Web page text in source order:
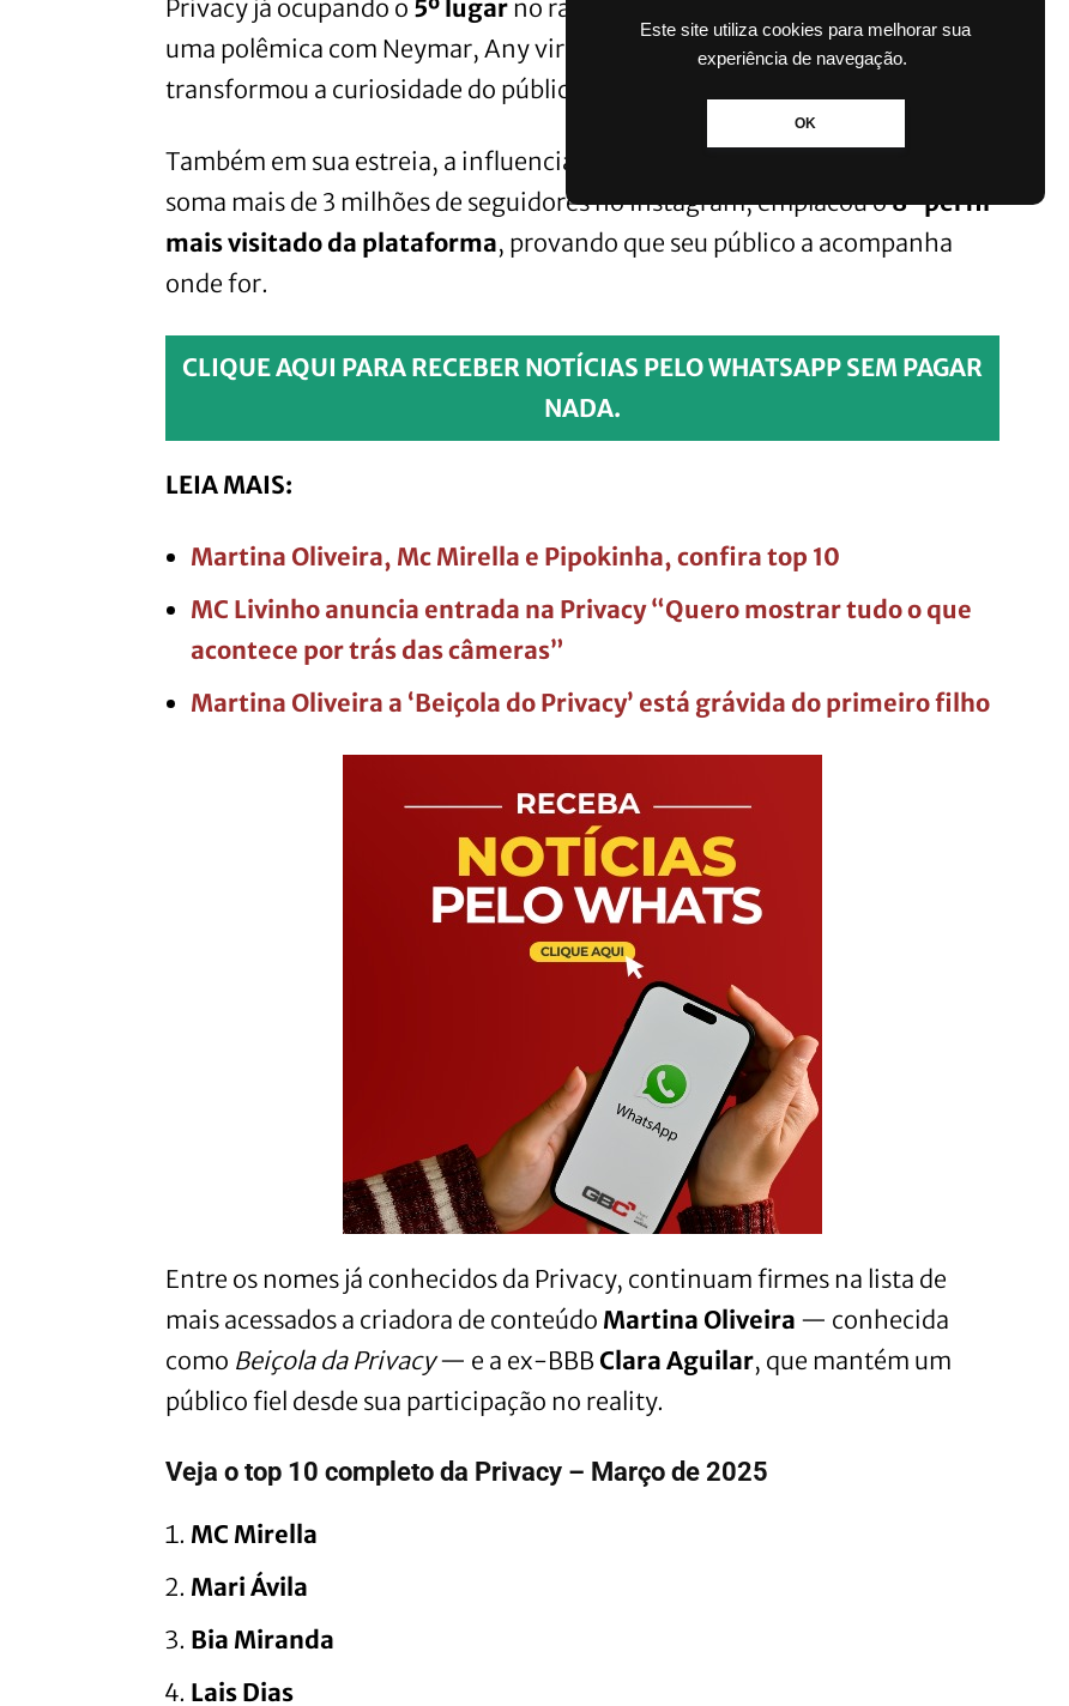
Este site utiliza cookies para melhorar sua
experiência de navegação.
OK
Privacy já ocupando o 5º lugar no ranking. Envolvida recentemente em
uma polêmica com Neymar, Any virou assunto nas redes sociais e
transformou a curiosidade do público em acesso — e engajamento.
Também em sua estreia, a influenciadora fitness
soma mais de 3 milhões de seguidores no Instagram, emplacou o8º perfil
mais visitado da plataforma, provando que seu público a acompanha
onde for.
CLIQUE AQUI PARA RECEBER NOTÍCIAS PELO WHATSAPP SEM PAGAR
NADA.
LEIA MAIS:
Martina Oliveira, Mc Mirella e Pipokinha, confira top 10
MC Livinho anuncia entrada na Privacy “Quero mostrar tudo o que
acontece por trás das câmeras”
Martina Oliveira a ‘Beiçola do Privacy’ está grávida do primeiro filho
Entre os nomes já conhecidos da Privacy, continuam firmes na lista de
mais acessados a criadora de conteúdo Martina Oliveira — conhecida
como Beiçola da Privacy— e a ex-BBB Clara Aguilar, que mantém um
público fiel desde sua participação no reality.
Veja o top 10 completo da Privacy – Março de 2025
MC Mirella
Mari Ávila
Bia Miranda
Lais Dias